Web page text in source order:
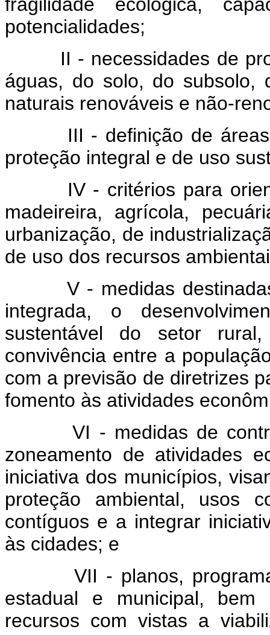
potencialidades;
II - necessidades de
águas, do solo, do subsolo,
naturais renováveis e não-
III - definição de áreas
proteção integral e de uso
IV - critérios para
madeireira, agrícola,
urbanização, de
de uso dos recursos
V - medidas destinadas
integrada, o
sustentável do setor
convivência entre a
com a previsão de diretrizes
fomento às atividades
VI - medidas de
zoneamento de atividades
iniciativa dos municípios,
proteção ambiental, usos
contíguos e a integrar
às cidades; e
VII - planos, programas
estadual e municipal,
recursos com vistas a